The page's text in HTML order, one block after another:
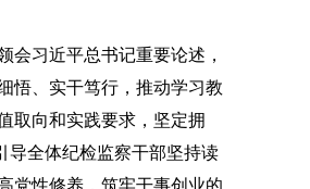
习近平总书记重要论述，
悟、实干笃行，推动学习教
取向和实践要求，坚定拥
导全体纪检监察干部坚持读
党性修养，筑牢干事创业的